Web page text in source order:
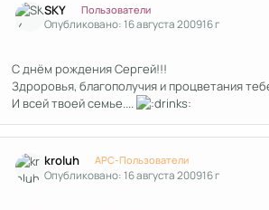
SKY Пользователи
Опубликовано:16 августа 200916 г
С днём рождения Сергей!!!
Здроровья, благополучия и процветания
И всей твоей семье....
kroluh APC-Пользователи
Опубликовано:16 августа 200916 г